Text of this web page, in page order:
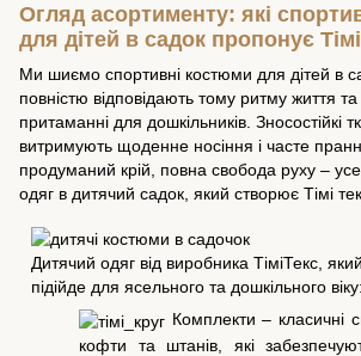
Огляд асортименту: які
для дітей в садок пропонує
Ми шиємо спортивні костюми для дітей в
повністю відповідають тому ритму життя та
притаманні для дошкільників. Зносостійкі
витримують щоденне носіння і часте
продуманий крій, повна свобода руху –
одяг в дитячий садок, який створює Тімі
Дитячий одяг від виробника ТіміТекс,
підійде для ясельного та дошкільного віку:
Комплекти – класичні
кофти та штанів, які